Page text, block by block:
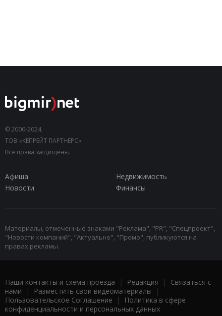
© 2000-2024,
ТОВ «КЕПРЕЙТ ПАРТНЕРС».
Все права защищены.
Афиша
Недвижимость
Новости
Финансы
Материалы, отмеченные знаками "Реклама", "PR", "Спецпроект",
"Новости компаний", "Актуально", "Промо", публикуются на
правах рекламы.
Наши контакты и схема проезда | Редакция | Связаться с
нами | Разместить свои видеоматериалы |
Пользовательское Соглашение |
Политика в сфере
конфиденциальности и персональных данных